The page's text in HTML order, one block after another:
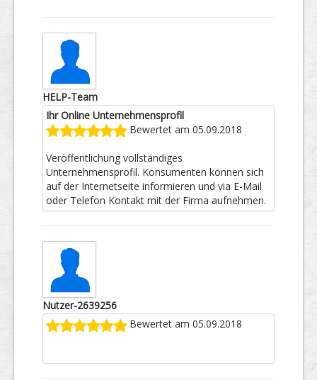
HELP-Team
Ihr Online Unternehmensprofil
Bewertet am 05.09.2018
Veröffentlichung vollständiges
Unternehmensprofil. Konsumenten können sich
auf der Internetseite informieren und via E-Mail
oder Telefon Kontakt mit der Firma aufnehmen.
Nutzer-2639256
Bewertet am 05.09.2018